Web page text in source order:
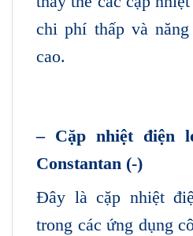
chi phí thấp và
cao.
– Cặp nhiệt điện
Constantan (-)
Đây là cặp nhiệt
trong các ứng dụng